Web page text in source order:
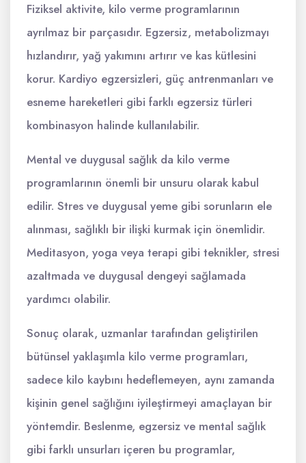
Fiziksel aktivite, kilo verme programlarının
ayrılmaz bir parçasıdır. Egzersiz, metabolizmayı
hızlandırır, yağ yakımını artırır ve kas kütlesini
korur. Kardiyo egzersizleri, güç antrenmanları ve
esneme hareketleri gibi farklı egzersiz türleri
kombinasyon halinde kullanılabilir.
Mental ve duygusal sağlık da kilo verme
programlarının önemli bir unsuru olarak kabul
edilir. Stres ve duygusal yeme gibi sorunların ele
alınması, sağlıklı bir ilişki kurmak için önemlidir.
Meditasyon, yoga veya terapi gibi teknikler, stresi
azaltmada ve duygusal dengeyi sağlamada
yardımcı olabilir.
Sonuç olarak, uzmanlar tarafından geliştirilen
bütünsel yaklaşımla kilo verme programları,
sadece kilo kaybını hedeflemeyen, aynı zamanda
kişinin genel sağlığını iyileştirmeyi amaçlayan bir
yöntemdir. Beslenme, egzersiz ve mental sağlık
gibi farklı unsurları içeren bu programlar,